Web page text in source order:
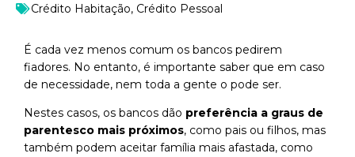
Crédito Habitação, Crédito Pessoal
É cada vez menos comum os bancos pedirem
fiadores. No entanto, é importante saber que em caso
de necessidade, nem toda a gente o pode ser.
Nestes casos, os bancos dão preferência a graus de
parentesco mais próximos, como pais ou filhos, mas
também podem aceitar família mais afastada, como